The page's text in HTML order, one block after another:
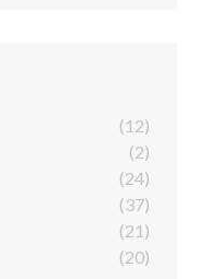
(12)
(2)
(24)
(37)
(21)
(20)